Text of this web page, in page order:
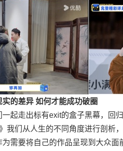
的差异 如何才能成功破圈
起走出标有exit的盒子黑幕，回
我们从人生的不同角度进行剖析
需要将自己的作品呈现到大众